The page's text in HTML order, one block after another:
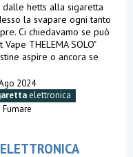
hetts alla sigaretta
la svapare ogni tanto
Ci chiedavamo se può
THELEMA SOLO"
aspire o ancora se
2024
elettronica